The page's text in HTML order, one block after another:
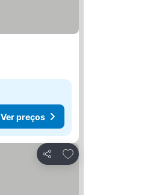
Ver preços
Partilhar
Adicionar aos favoritos